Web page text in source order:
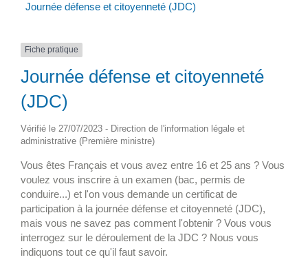
Journée défense et citoyenneté (JDC)
Fiche pratique
Journée défense et citoyenneté
(JDC)
Vérifié le 27/07/2023 - Direction de l'information légale et
administrative (Première ministre)
Vous êtes Français et vous avez entre 16 et 25 ans ? Vous
voulez vous inscrire à un examen (bac, permis de
conduire...) et l'on vous demande un certificat de
participation à la journée défense et citoyenneté (JDC),
mais vous ne savez pas comment l'obtenir ? Vous vous
interrogez sur le déroulement de la JDC ? Nous vous
indiquons tout ce qu'il faut savoir.